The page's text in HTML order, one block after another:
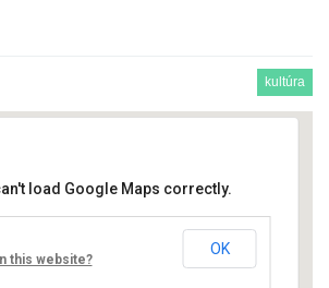
kultúra
ház
8 - Nagyréde
load Google Maps correctly.
this website?
OK